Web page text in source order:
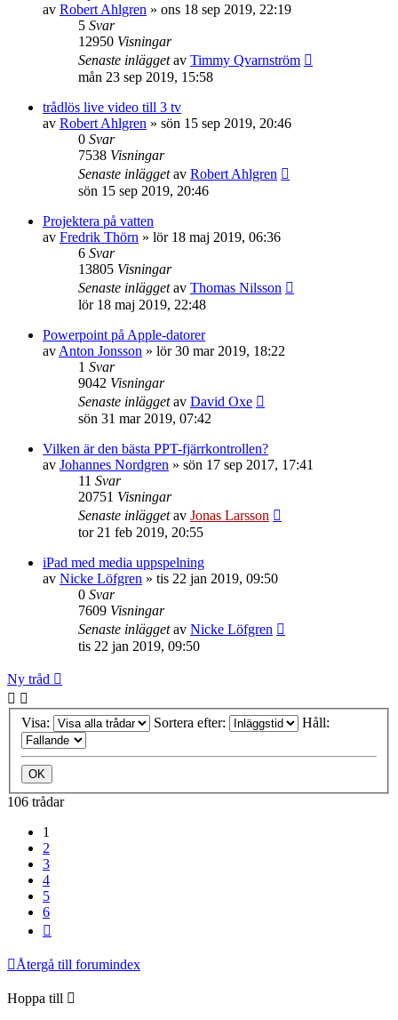
av Robert Ahlgren » ons 18 sep 2019, 22:19
5 Svar
12950 Visningar
Senaste inläggetav Timmy Qvarnström
mån 23 sep 2019, 15:58
trådlös live video till 3 tv
av Robert Ahlgren » sön 15 sep 2019, 20:46
0 Svar
7538 Visningar
Senaste inläggetav Robert Ahlgren
sön 15 sep 2019, 20:46
Projektera på vatten
av Fredrik Thörn » lör 18 maj 2019, 06:36
6 Svar
13805 Visningar
Senaste inläggetav Thomas Nilsson
lör 18 maj 2019, 22:48
Powerpoint på Apple-datorer
av Anton Jonsson » lör 30 mar 2019, 18:22
1 Svar
9042 Visningar
Senaste inläggetav David Oxe
sön 31 mar 2019, 07:42
Vilken är den bästa PPT-fjärrkontrollen?
av Johannes Nordgren » sön 17 sep 2017, 17:41
11 Svar
20751 Visningar
Senaste inläggetav Jonas Larsson
tor 21 feb 2019, 20:55
iPad med media uppspelning
av Nicke Löfgren » tis 22 jan 2019, 09:50
0 Svar
7609 Visningar
Senaste inläggetav Nicke Löfgren
tis 22 jan 2019, 09:50
Ny tråd
Visa: Sortera efter: Håll:
106 trådar
1
2
3
4
5
6
Återgå till forumindex
Hoppa till